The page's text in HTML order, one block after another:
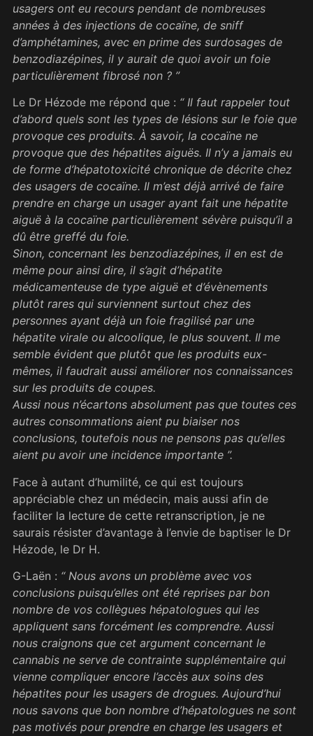
usagers ont eu recours pendant de nombreuses
années à des injections de cocaïne, de sniff
d’amphétamines, avec en prime des surdosages de
benzodiazépines, il y aurait de quoi avoir un foie
particulièrement fibrosé non ? ”
Le Dr Hézode me répond que : “ Il faut rappeler tout
d’abord quels sont les types de lésions sur le foie que
provoque ces produits. À savoir, la cocaïne ne
provoque que des hépatites aiguës. Il n’y a jamais eu
de forme d’hépatotoxicité chronique de décrite chez
des usagers de cocaïne. Il m’est déjà arrivé de faire
prendre en charge un usager ayant fait une hépatite
aiguë à la cocaïne particulièrement sévère puisqu’il a
dû être greffé du foie.
Sinon, concernant les benzodiazépines, il en est de
même pour ainsi dire, il s’agit d’hépatite
médicamenteuse de type aiguë et d’évènements
plutôt rares qui surviennent surtout chez des
personnes ayant déjà un foie fragilisé par une
hépatite virale ou alcoolique, le plus souvent. Il me
semble évident que plutôt que les produits eux-
mêmes, il faudrait aussi améliorer nos connaissances
sur les produits de coupes.
Aussi nous n’écartons absolument pas que toutes ces
autres consommations aient pu biaiser nos
conclusions, toutefois nous ne pensons pas qu’elles
aient pu avoir une incidence importante ”.
Face à autant d’humilité, ce qui est toujours
appréciable chez un médecin, mais aussi afin de
faciliter la lecture de cette retranscription, je ne
saurais résister d’avantage à l’envie de baptiser le Dr
Hézode, le Dr H.
G-Laën : “ Nous avons un problème avec vos
conclusions puisqu’elles ont été reprises par bon
nombre de vos collègues hépatologues qui les
appliquent sans forcément les comprendre. Aussi
nous craignons que cet argument concernant le
cannabis ne serve de contrainte supplémentaire qui
vienne compliquer encore l’accès aux soins des
hépatites pour les usagers de drogues. Aujourd’hui
nous savons que bon nombre d’hépatologues ne sont
pas motivés pour prendre en charge les usagers et